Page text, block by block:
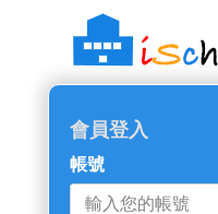
會員登入
帳號